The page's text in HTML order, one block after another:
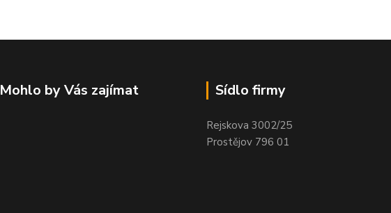
Mohlo by Vás zajímat Sídlo firmy
Rejskova 3002/25
Prostějov 796 01